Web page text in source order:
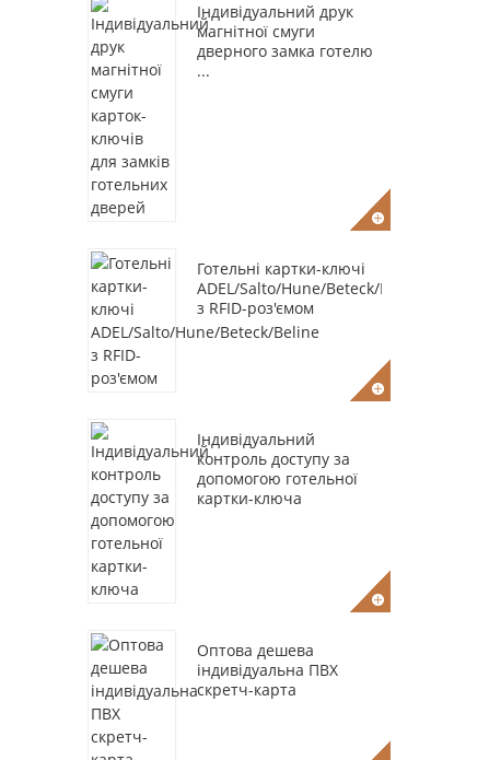
Індивідуальний друк
магнітної смуги
дверного замка готелю
...
Готельні картки-ключі
ADEL/Salto/Hune/Beteck/Beline
з RFID-роз'ємом
Індивідуальний
контроль доступу за
допомогою готельної
картки-ключа
Оптова дешева
індивідуальна ПВХ
скретч-карта